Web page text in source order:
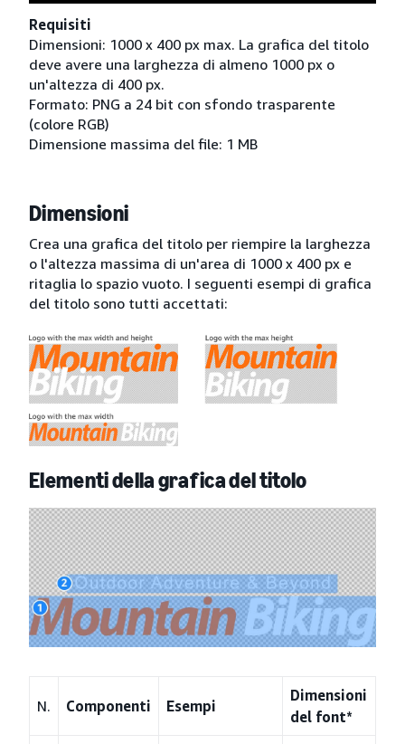
Requisiti
Dimensioni: 1000 x 400 px max. La grafica del titolo
deve avere una larghezza di almeno 1000 px o
un'altezza di 400 px.
Formato: PNG a 24 bit con sfondo trasparente
(colore RGB)
Dimensione massima del file: 1 MB
Dimensioni
Crea una grafica del titolo per riempire la larghezza
o l'altezza massima di un'area di 1000 x 400 px e
ritaglia lo spazio vuoto. I seguenti esempi di grafica
del titolo sono tutti accettati:
Elementi della grafica del titolo
N. Componenti Esempi
Dimensioni
del font*